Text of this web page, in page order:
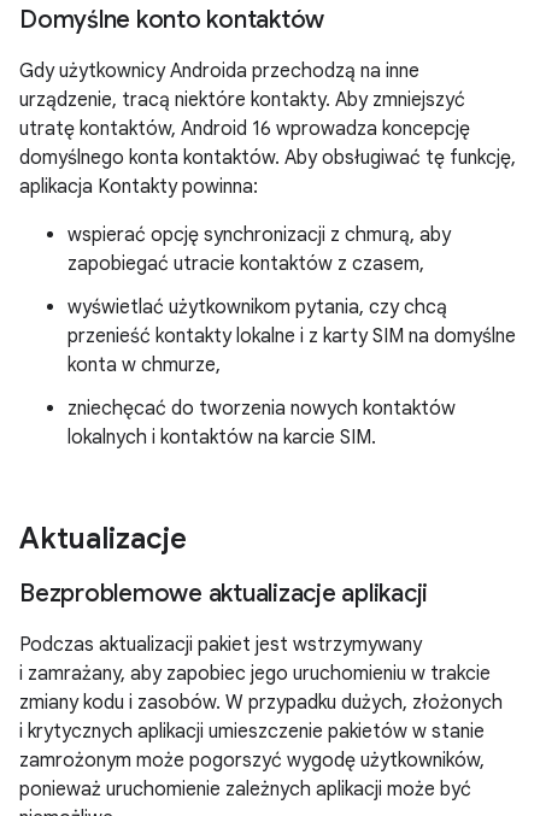
Domyślne konto kontaktów
Gdy użytkownicy Androida przechodzą na inne
urządzenie, tracą niektóre kontakty. Aby zmniejszyć
utratę kontaktów, Android 16 wprowadza koncepcję
domyślnego konta kontaktów. Aby obsługiwać tę funkcję,
aplikacja Kontakty powinna:
wspierać opcję synchronizacji z chmurą, aby
zapobiegać utracie kontaktów z czasem,
wyświetlać użytkownikom pytania, czy chcą
przenieść kontakty lokalne i z karty SIM na domyślne
konta w chmurze,
zniechęcać do tworzenia nowych kontaktów
lokalnych i kontaktów na karcie SIM.
Aktualizacje
Bezproblemowe aktualizacje aplikacji
Podczas aktualizacji pakiet jest wstrzymywany
i zamrażany, aby zapobiec jego uruchomieniu w trakcie
zmiany kodu i zasobów. W przypadku dużych, złożonych
i krytycznych aplikacji umieszczenie pakietów w stanie
zamrożonym może pogorszyć wygodę użytkowników,
ponieważ uruchomienie zależnych aplikacji może być